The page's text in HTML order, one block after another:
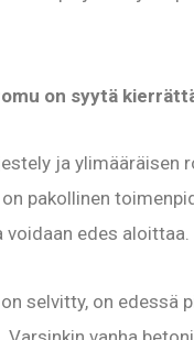
on syytä
ja ylimääräisen
pakollinen
voidaan edes aloittaa.
selvitty, on edessä